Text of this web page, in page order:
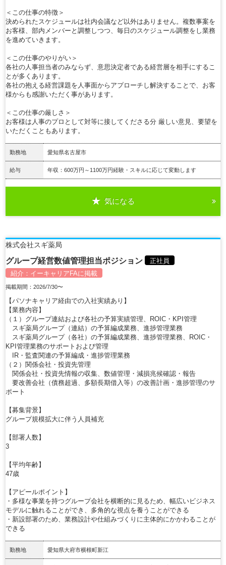
＜この仕事の特徴＞
決められたスケジュールは社内会議など以外はありません。複数事案を
お客様、部内メンバーと調整しつつ、毎日のスケジュール調整をし業務
を進めていきます。
＜この仕事のやりがい＞
各社の人事担当者のみならず、意思決定者である経営層を相手にするこ
とが多くあります。
各社の抱える経営課題を人事面からアプローチし解決することで、お客
様からも感謝いただく事があります。
＜この仕事の厳しさ＞
お客様は人事のプロとして対等に接してくださる分 厳しい意見、要望を
いただくこともあります。
勤務地 愛知県名古屋市
給与 年収：600万円～1100万円経験・スキルに応じて変動します
気になる
株式会社スギ薬局
グループ経営数値管理担当ポジション
正社員
紹介： イーキャリアFAに掲載
掲載期間：2026/7/30〜
【パソナキャリア経由での入社実績あり】
【業務内容】
（１）グループ連結および各社の予算実績管理、ROIC・KPI管理
スギ薬局グループ（連結）の予算編成業務、進捗管理業務
スギ薬局グループ（各社）の予算編成業務、進捗管理業務、ROIC・
KPI管理業務のサポートおよび管理
IR・監査関連の予算編成・進捗管理業務
（２）関係会社・投資先管理
関係会社・投資先情報の収集、数値管理・減損兆候確認・報告
要改善会社（債務超過、多額長期借入等）の改善計画・進捗管理のサ
ポート
【募集背景】
グループ規模拡大に伴う人員補充
【部署人数】
3
【平均年齢】
47歳
【アピールポイント】
・多様な事業を持つグループ会社を横断的に見るため、幅広いビジネス
モデルに触れることができ、多角的な視点を養うことができる
・新設部署のため、業務設計や仕組みづくりに主体的にかかわることが
できる
勤務地 愛知県大府市横根町新江